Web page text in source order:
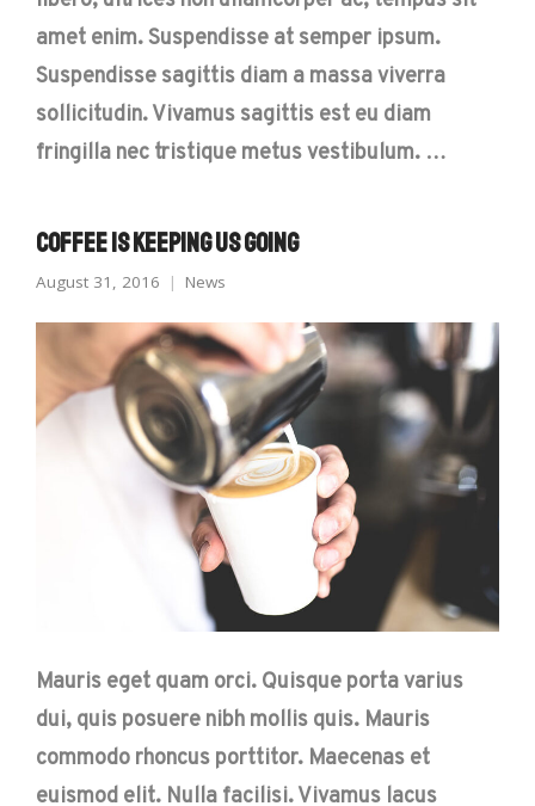
amet enim. Suspendisse at semper ipsum.
Suspendisse sagittis diam a massa viverra
sollicitudin. Vivamus sagittis est eu diam
fringilla nec tristique metus vestibulum. …
Coffee is Keeping Us Going
August 31, 2016 News
Mauris eget quam orci. Quisque porta varius
dui, quis posuere nibh mollis quis. Mauris
commodo rhoncus porttitor. Maecenas et
euismod elit. Nulla facilisi. Vivamus lacus